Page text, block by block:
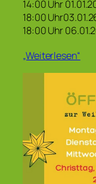
14:00 Uhr
18:00
18:00 Uhr
„Weiterlesen“